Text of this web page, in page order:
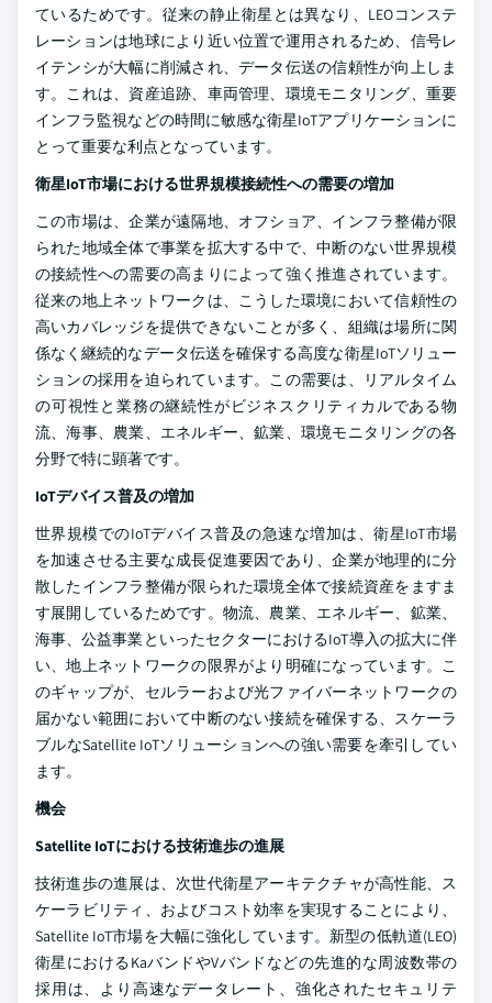
ているためです。従来の静止衛星とは異なり、LEOコンステ
レーションは地球により近い位置で運用されるため、信号レ
イテンシが大幅に削減され、データ伝送の信頼性が向上しま
す。これは、資産追跡、車両管理、環境モニタリング、重要
インフラ監視などの時間に敏感な衛星IoTアプリケーションに
とって重要な利点となっています。
衛星IoT市場における世界規模接続性への需要の増加
この市場は、企業が遠隔地、オフショア、インフラ整備が限
られた地域全体で事業を拡大する中で、中断のない世界規模
の接続性への需要の高まりによって強く推進されています。
従来の地上ネットワークは、こうした環境において信頼性の
高いカバレッジを提供できないことが多く、組織は場所に関
係なく継続的なデータ伝送を確保する高度な衛星IoTソリュー
ションの採用を迫られています。この需要は、リアルタイム
の可視性と業務の継続性がビジネスクリティカルである物
流、海事、農業、エネルギー、鉱業、環境モニタリングの各
分野で特に顕著です。
IoTデバイス普及の増加
世界規模でのIoTデバイス普及の急速な増加は、衛星IoT市場
を加速させる主要な成長促進要因であり、企業が地理的に分
散したインフラ整備が限られた環境全体で接続資産をますま
す展開しているためです。物流、農業、エネルギー、鉱業、
海事、公益事業といったセクターにおけるIoT導入の拡大に伴
い、地上ネットワークの限界がより明確になっています。こ
のギャップが、セルラーおよび光ファイバーネットワークの
届かない範囲において中断のない接続を確保する、スケーラ
ブルなSatellite IoTソリューションへの強い需要を牽引してい
ます。
機会
Satellite IoTにおける技術進歩の進展
技術進歩の進展は、次世代衛星アーキテクチャが高性能、ス
ケーラビリティ、およびコスト効率を実現することにより、
Satellite IoT市場を大幅に強化しています。新型の低軌道(LEO)
衛星におけるKaバンドやVバンドなどの先進的な周波数帯の
採用は、より高速なデータレート、強化されたセキュリテ